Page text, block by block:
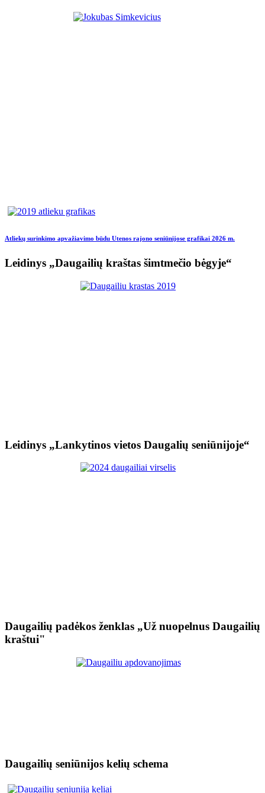
Atliekų surinkimo apvažiavimo būdu Utenos rajono seniūnijose grafikai 2026 m.
Leidinys „Daugailių kraštas šimtmečio bėgyje“
Leidinys „Lankytinos vietos Daugalių seniūnijoje“
Daugailių padėkos ženklas „Už nuopelnus Daugailių
kraštui"
Daugailių seniūnijos kelių schema